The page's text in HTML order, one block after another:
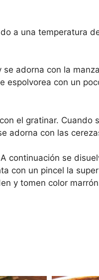
a una temperatura
adorna con la
espolvorea con un
el gratinar. Cuando
adorna con las
continuación se
con un pincel la
y tomen color marrón